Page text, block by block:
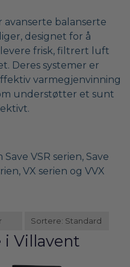
avanserte balanserte
designet for å
frisk, filtrert luft
Deres systemer er
varmegjenvinning
understøtter et sunt
VSR serien, Save
VX serien og VVX
i Villavent